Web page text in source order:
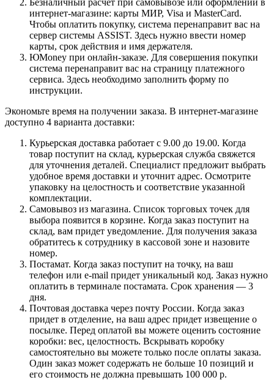
интернет-магазине: карты МИР, Visa и MasterCard.
Чтобы оплатить покупку, система перенаправит вас на
сервер системы ASSIST. Здесь нужно ввести номер
карты, срок действия и имя держателя.
ЮMoney при онлайн-заказе. Для совершения покупки
система перенаправит вас на страницу платежного
сервиса. Здесь необходимо заполнить форму по
инструкции.
Экономьте время на получении заказа. В интернет-магазине
доступно 4 варианта доставки:
Курьерская доставка работает с 9.00 до 19.00. Когда
товар поступит на склад, курьерская служба свяжется
для уточнения деталей. Специалист предложит выбрать
удобное время доставки и уточнит адрес. Осмотрите
упаковку на целостность и соответствие указанной
комплектации.
Самовывоз из магазина. Список торговых точек для
выбора появится в корзине. Когда заказ поступит на
склад, вам придет уведомление. Для получения заказа
обратитесь к сотруднику в кассовой зоне и назовите
номер.
Постамат. Когда заказ поступит на точку, на ваш
телефон или e-mail придет уникальный код. Заказ нужно
оплатить в терминале постамата. Срок хранения — 3
дня.
Почтовая доставка через почту России. Когда заказ
придет в отделение, на ваш адрес придет извещение о
посылке. Перед оплатой вы можете оценить состояние
коробки: вес, целостность. Вскрывать коробку
самостоятельно вы можете только после оплаты заказа.
Один заказ может содержать не больше 10 позиций и
его стоимость не должна превышать 100 000 р.